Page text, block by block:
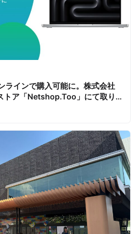
ラインで購入可能に。株式会社
トア「Netshop.Too」にて取り
バイス調達の手間を減らし、スピ